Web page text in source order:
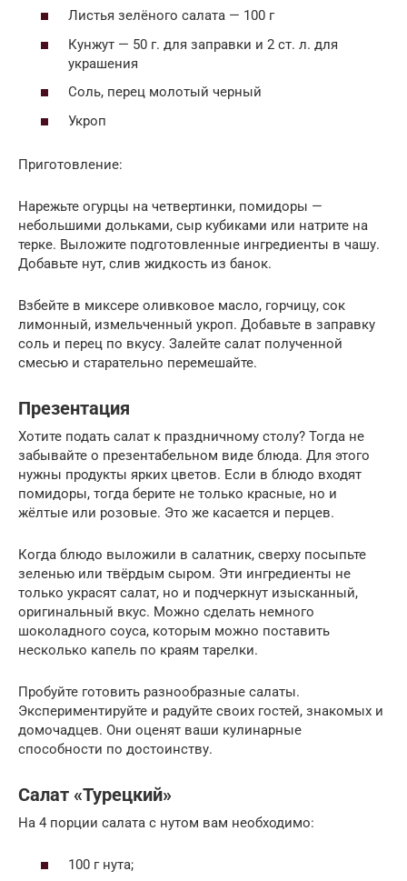
Листья зелёного салата — 100 г
Кунжут — 50 г. для заправки и 2 ст. л. для
украшения
Соль, перец молотый черный
Укроп
Приготовление:
Нарежьте огурцы на четвертинки, помидоры —
небольшими дольками, сыр кубиками или натрите на
терке. Выложите подготовленные ингредиенты в чашу.
Добавьте нут, слив жидкость из банок.
Взбейте в миксере оливковое масло, горчицу, сок
лимонный, измельченный укроп. Добавьте в заправку
соль и перец по вкусу. Залейте салат полученной
смесью и старательно перемешайте.
Презентация
Хотите подать салат к праздничному столу? Тогда не
забывайте о презентабельном виде блюда. Для этого
нужны продукты ярких цветов. Если в блюдо входят
помидоры, тогда берите не только красные, но и
жёлтые или розовые. Это же касается и перцев.
Когда блюдо выложили в салатник, сверху посыпьте
зеленью или твёрдым сыром. Эти ингредиенты не
только украсят салат, но и подчеркнут изысканный,
оригинальный вкус. Можно сделать немного
шоколадного соуса, которым можно поставить
несколько капель по краям тарелки.
Пробуйте готовить разнообразные салаты.
Экспериментируйте и радуйте своих гостей, знакомых и
домочадцев. Они оценят ваши кулинарные
способности по достоинству.
Салат «Турецкий»
На 4 порции салата с нутом вам необходимо:
100 г нута;